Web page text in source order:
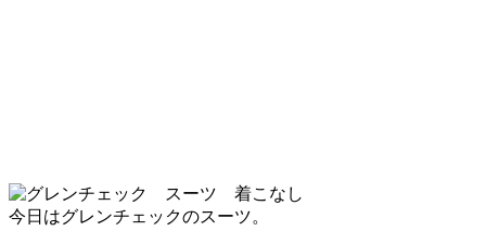
今日はグレンチェックのスーツ。